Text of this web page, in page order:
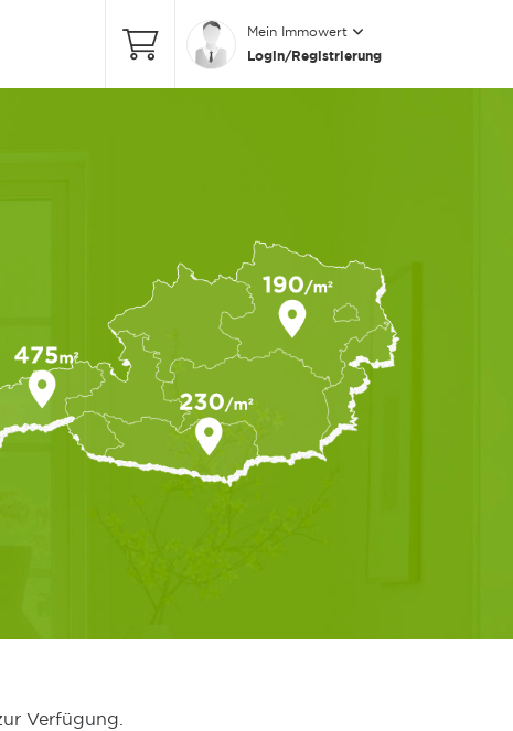
Mein Immowert
Login/Registrierung
Verfügung.